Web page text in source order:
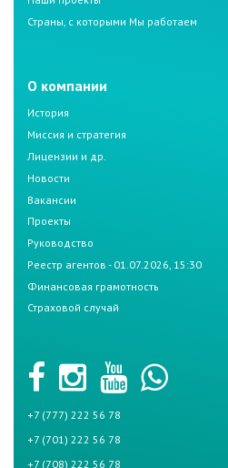
Страны, с которыми Мы работаем
О компании
История
Миссия и стратегия
Лицензии и др.
Новости
Вакансии
Проекты
Руководство
Реестр агентов - 01.07.2026, 15:30
Финансовая грамотность
Страховой случай
+7 (777) 222 56 78
+7 (701) 222 56 78
+7 (708) 222 56 78